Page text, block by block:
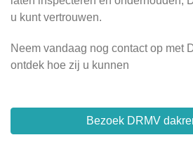
u kunt vertrouwen.
Neem vandaag nog contact op met
ontdek hoe zij u kunnen
Bezoek DRMV